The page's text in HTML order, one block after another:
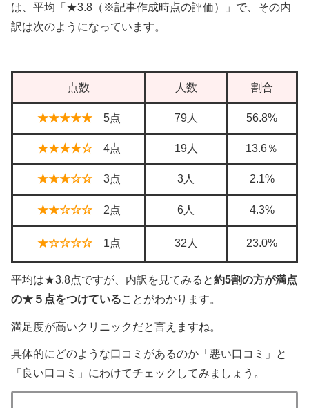
は、平均「★3.8（※記事作成時点の評価）」で、その内
訳は次のようになっています。
点数 人数 割合
★★★★★ 5点 79人 56.8%
★★★★☆ 4点 19人 13.6％
★★★☆☆ 3点 3人 2.1%
★★☆☆☆ 2点 6人 4.3%
★☆☆☆☆ 1点 32人 23.0%
平均は★3.8点ですが、内訳を見てみると約5割の方が満点
の★５点をつけていることがわかります。
満足度が高いクリニックだと言えますね。
具体的にどのような口コミがあるのか「悪い口コミ」と
「良い口コミ」にわけてチェックしてみましょう。